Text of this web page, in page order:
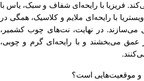
فریزیا با رایحه‌ای شفاف و سبک، یاس با
با رایحه‌ای ملایم و کلاسیک، همگی در
می‌سازند. در نهایت، نت‌های چوب کشمیر،
می‌بخشند و با رایحه‌ای گرم و چوبی،
موقعیت‌هایی است؟